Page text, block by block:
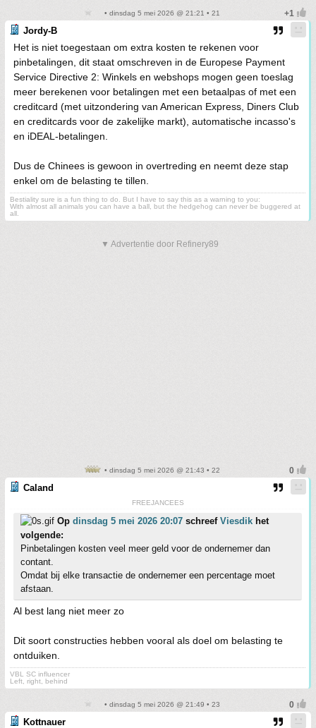
• dinsdag 5 mei 2026 @ 21:21 • 21
Jordy-B
Het is niet toegestaan om extra kosten te rekenen voor
pinbetalingen, dit staat omschreven in de Europese Payment
Service Directive 2: Winkels en webshops mogen geen toeslag
meer berekenen voor betalingen met een betaalpas of met een
creditcard (met uitzondering van American Express, Diners Club
en creditcards voor de zakelijke markt), automatische incasso's
en iDEAL-betalingen.
Dus de Chinees is gewoon in overtreding en neemt deze stap
enkel om de belasting te tillen.
Bestiality sure is a fun thing to do. But I have to say this as a warning to you:
With almost all animals you can have a ball, but the hedgehog can never be buggered at
all.
▼ Advertentie door Refinery89
• dinsdag 5 mei 2026 @ 21:43 • 22
Caland
FREEJANCEES
Op dinsdag 5 mei 2026 20:07 schreef Viesdik het
volgende:
Pinbetalingen kosten veel meer geld voor de ondernemer dan
contant.
Omdat bij elke transactie de ondernemer een percentage moet
afstaan.
Al best lang niet meer zo
Dit soort constructies hebben vooral als doel om belasting te
ontduiken.
VBL SC influencer
Left, right, behind
• dinsdag 5 mei 2026 @ 21:49 • 23
Kottnauer